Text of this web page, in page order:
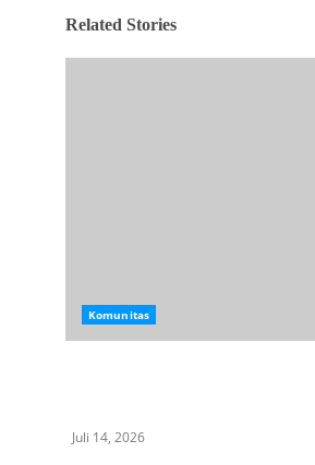
Related Stories
Komunitas
Juli 14, 2026